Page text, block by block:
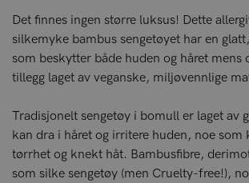
Det finnes ingen større luksus! Dette
silkemyke bambus sengetøyet har en
som beskytter både huden og håret mens
tillegg laget av veganske, miljøvennlige
Tradisjonelt sengetøy i bomull er laget av
kan dra i håret og irritere huden, noe som
tørrhet og knekt håt. Bambusfibre,
som silke sengetøy (men Cruelty-free!),